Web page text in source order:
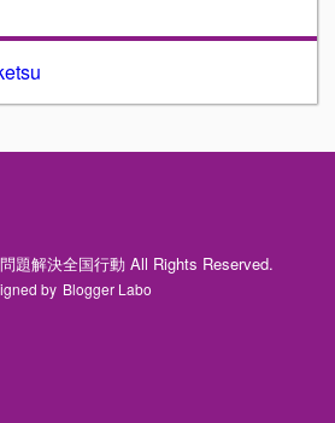
題解決全国行動 All Rights Reserved.
by Blogger Labo